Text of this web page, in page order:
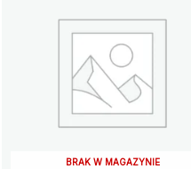
BRAK W MAGAZYNIE